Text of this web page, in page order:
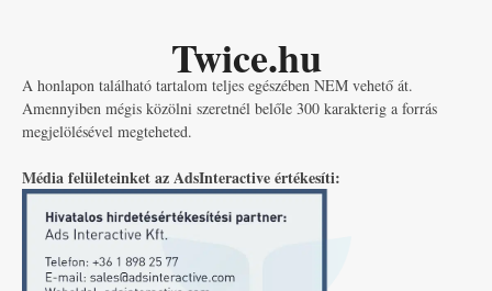
Twice.hu
A honlapon található tartalom teljes egészében NEM vehető át.
Amennyiben mégis közölni szeretnél belőle 300 karakterig a forrás
megjelölésével megteheted.
Média felületeinket az AdsInteractive értékesíti: